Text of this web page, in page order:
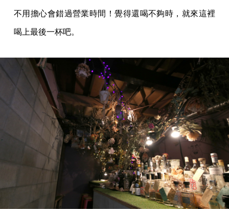
不用擔心會錯過營業時間！覺得還喝不夠時，就來這裡
喝上最後一杯吧。